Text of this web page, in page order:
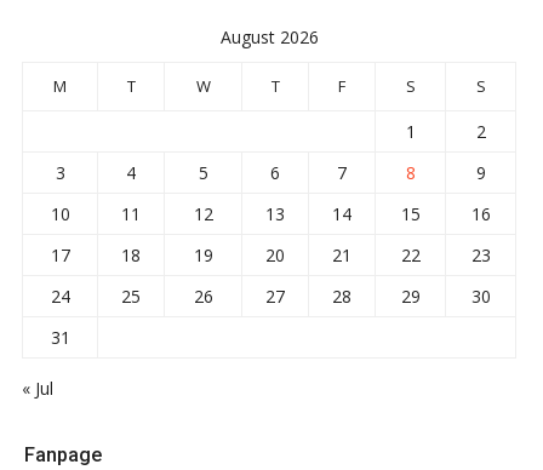
August 2026
M T W T F S S
1
2
3
4 5 6 7 8
9
10
11 12 13 14 15
16
17
18 19 20 21 22
23
24
25 26 27 28 29
30
31
« Jul
Fanpage